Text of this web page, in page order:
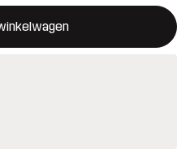
de bevestiging van een